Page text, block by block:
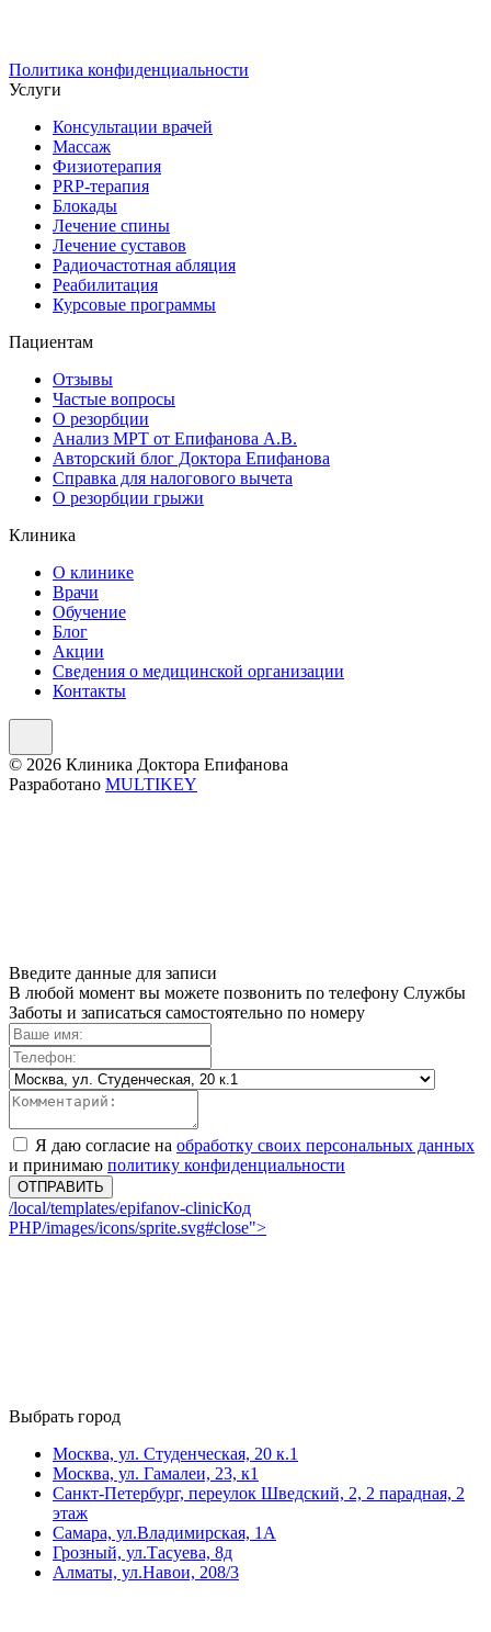
Политика конфиденциальности
Услуги
Консультации врачей
Массаж
Физиотерапия
PRP-терапия
Блокады
Лечение спины
Лечение суставов
Радиочастотная абляция
Реабилитация
Курсовые программы
Пациентам
Отзывы
Частые вопросы
О резорбции
Анализ МРТ от Епифанова А.В.
Авторский блог Доктора Епифанова
Справка для налогового вычета
О резорбции грыжи
Клиника
О клинике
Врачи
Обучение
Блог
Акции
Сведения о медицинской организации
Контакты
© 2026 Клиника Доктора Епифанова
Разработано MULTIKEY
Введите данные для записи
В любой момент вы можете позвонить по телефону Службы
Заботы и записаться самостоятельно по номеру
Я даю согласие на обработку своих персональных данных
и принимаю политику конфиденциальности
ОТПРАВИТЬ
/local/templates/epifanov-clinicКод
PHP/images/icons/sprite.svg#close">
Выбрать город
Москва, ул. Студенческая, 20 к.1
Москва, ул. Гамалеи, 23, к1
Санкт-Петербург, переулок Шведский, 2, 2 парадная, 2
этаж
Самара, ул.Владимирская, 1А
Грозный, ул.Тасуева, 8д
Алматы, ул.Навои, 208/3